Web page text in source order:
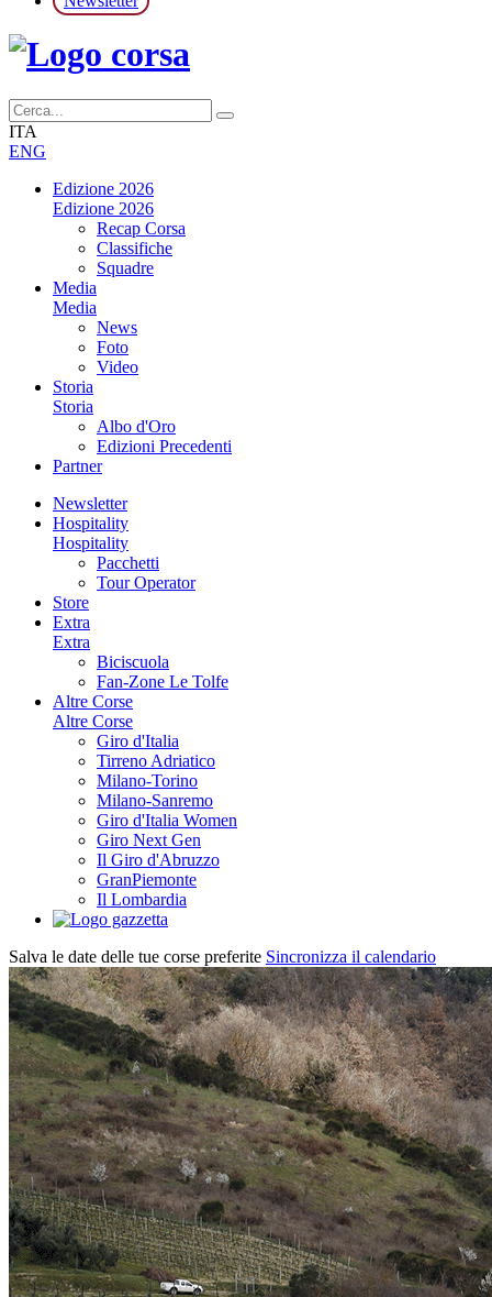
ITA
ENG
Edizione 2026
Edizione 2026
Recap Corsa
Classifiche
Squadre
Media
Media
News
Foto
Video
Storia
Storia
Albo d'Oro
Edizioni Precedenti
Partner
Newsletter
Hospitality
Hospitality
Pacchetti
Tour Operator
Store
Extra
Extra
Biciscuola
Fan-Zone Le Tolfe
Altre Corse
Altre Corse
Giro d'Italia
Tirreno Adriatico
Milano-Torino
Milano-Sanremo
Giro d'Italia Women
Giro Next Gen
Il Giro d'Abruzzo
GranPiemonte
Il Lombardia
Salva le date delle tue corse preferite Sincronizza il calendario